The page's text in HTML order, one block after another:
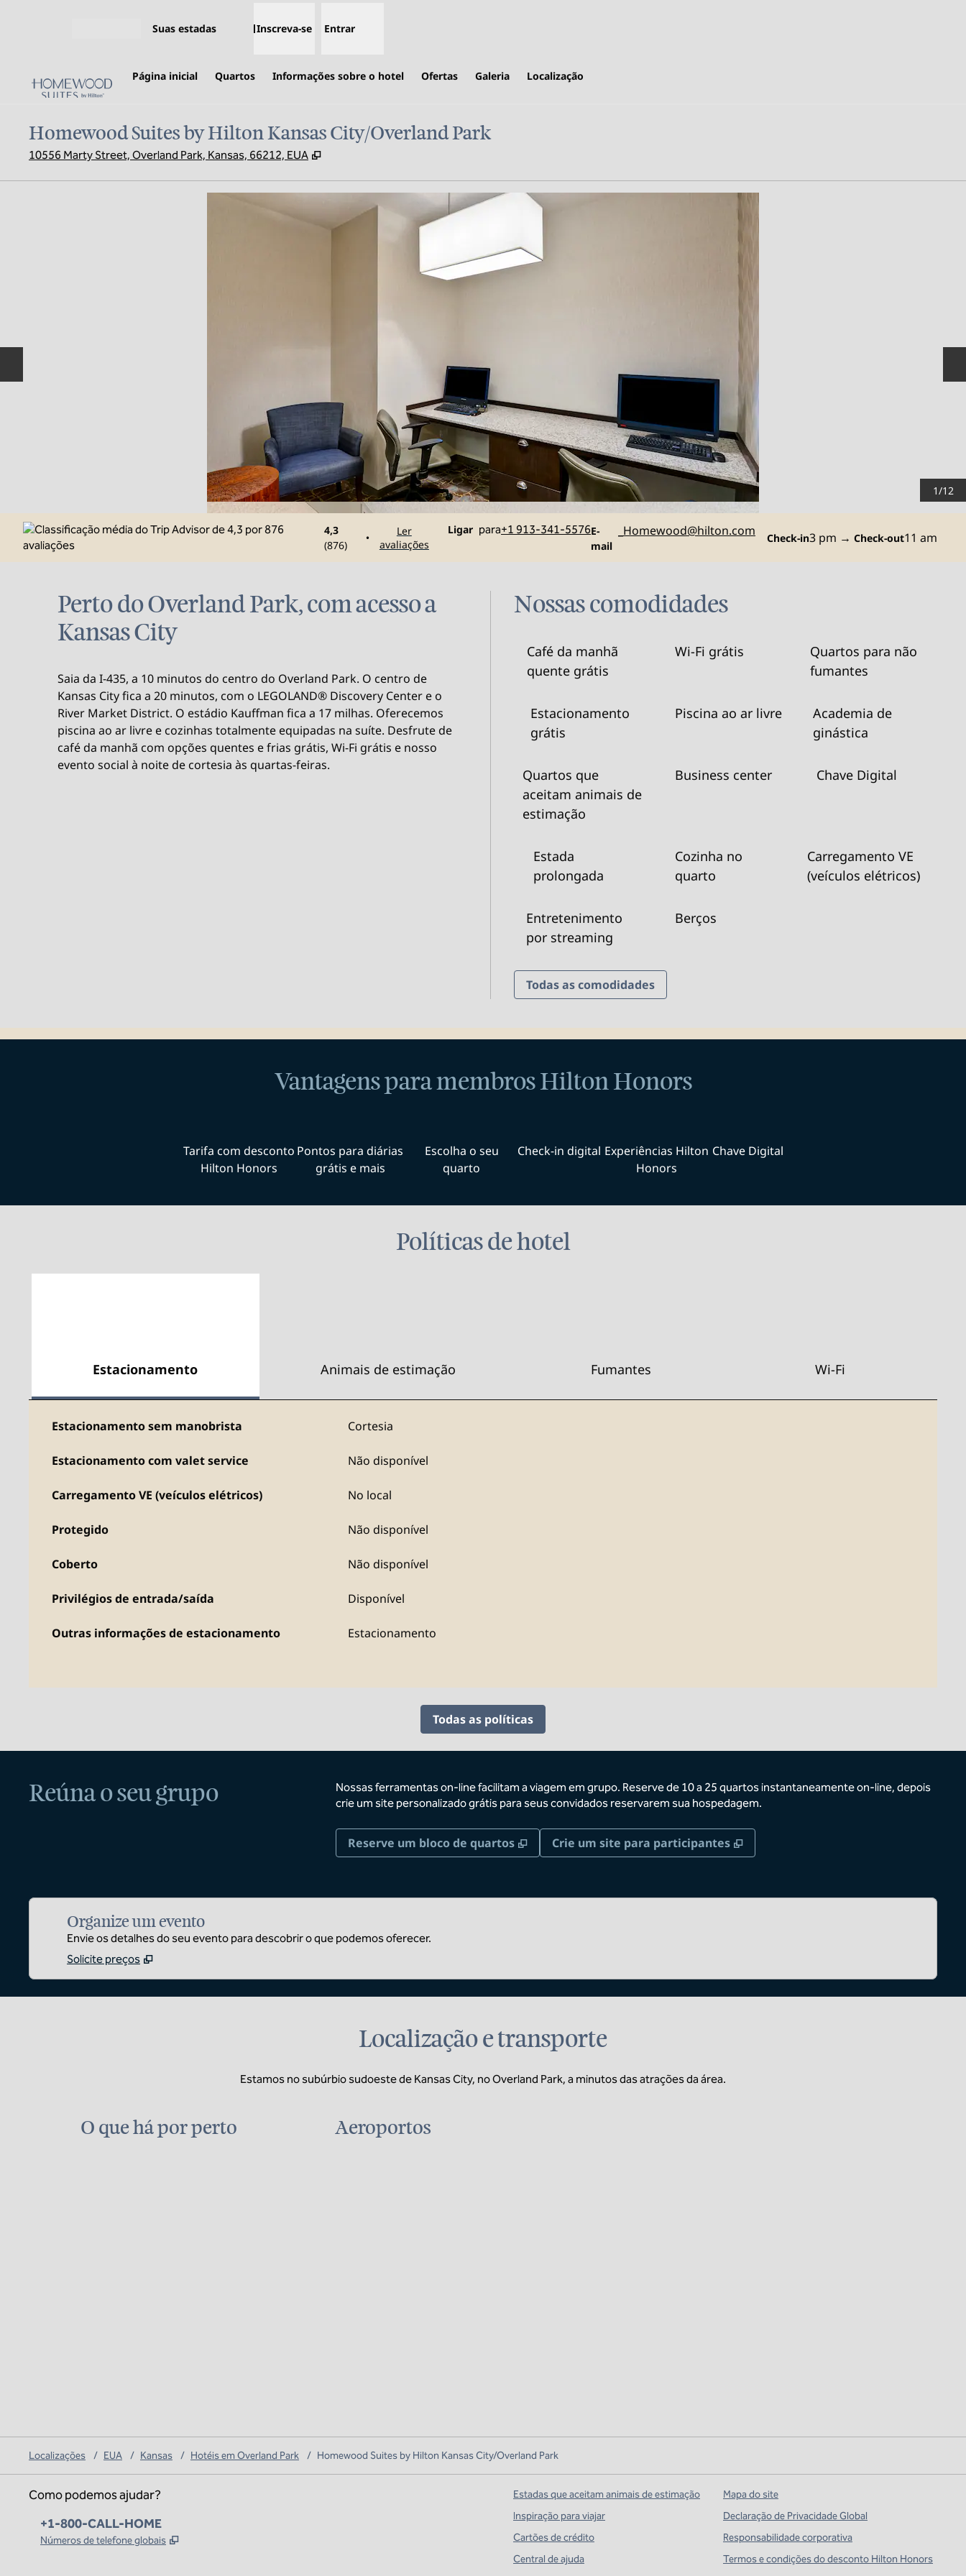
Suas estadas Inscreva-se Entrar
Página inicial Quartos Informações sobre o hotel Ofertas Galeria Localização
Homewood Suites by Hilton Kansas City/Overland Park
10556 Marty Street, Overland Park, Kansas, 66212, EUA ,
1/12
4,3
(876)
•
Ler
avaliações
Ligar
Ligue para+1 913-341-5576E-
mail
E-mailMKCHW
_Homewood@hilton.com Check-in3 pm → Check-out11 am
Perto do Overland Park, com acesso a
Kansas City
Saia da I-435, a 10 minutos do centro do Overland Park. O centro de
Kansas City fica a 20 minutos, com o LEGOLAND® Discovery Center e o
River Market District. O estádio Kauffman fica a 17 milhas. Oferecemos
piscina ao ar livre e cozinhas totalmente equipadas na suíte. Desfrute de
café da manhã com opções quentes e frias grátis, Wi-Fi grátis e nosso
evento social à noite de cortesia às quartas-feiras.
Nossas comodidades
Café da manhã
quente grátis
Wi-Fi grátis
Quartos para não
fumantes
Estacionamento
grátis
Piscina ao ar livre
Academia de
ginástica
Quartos que
aceitam animais de
estimação
Business center Chave Digital
Estada
prolongada
Cozinha no
quarto
Carregamento VE
(veículos elétricos)
Entretenimento
por streaming
Berços
Todas as comodidades
Vantagens para membros Hilton Honors
Tarifa com desconto
Hilton Honors
Pontos para diárias
grátis e mais
Escolha o seu
quarto
Check-in digital Experiências Hilton
Honors
Chave Digital
Políticas de hotel
Estacionamento Animais de estimação Fumantes Wi-Fi
Estacionamento sem manobrista Cortesia
Estacionamento com valet service Não disponível
Carregamento VE (veículos elétricos) No local
Protegido Não disponível
Coberto Não disponível
Privilégios de entrada/saída Disponível
Outras informações de estacionamento Estacionamento
Todas as políticas
Reúna o seu grupo
Nossas ferramentas on-line facilitam a viagem em grupo. Reserve de 10 a 25 quartos instantaneamente on-line, depois
crie um site personalizado grátis para seus convidados reservarem sua hospedagem.
Reserve um bloco de quartos , Abre nova guia
Crie um site para participantes ,
Organize um evento
Envie os detalhes do seu evento para descobrir o que podemos oferecer.
Solicite preços
Localização e transporte
Estamos no subúrbio sudoeste de Kansas City, no Overland Park, a minutos das atrações da área.
O que há por perto Aeroportos
Localizações / EUA / Kansas / Hotéis em Overland Park / Homewood Suites by Hilton Kansas City/Overland Park
Como podemos ajudar?
Telefone:
+1-800-CALL-HOME
Números de telefone globais ,
Estadas que aceitam animais de estimação
Inspiração para viajar
Cartões de crédito
Central de ajuda
Mapa do site
Declaração de Privacidade Global
Responsabilidade corporativa
Termos e condições do desconto Hilton Honors